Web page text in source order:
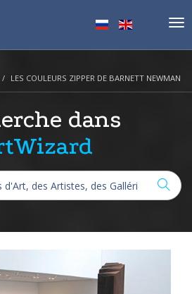
LES COULEURS ZIPPER DE BARNETT NEWMAN
dans